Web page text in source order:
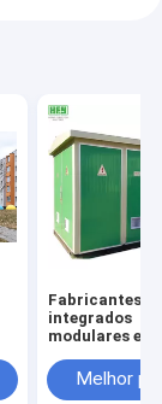
Fabricantes
integrados
modulares
pré-
subestação da
Melhor